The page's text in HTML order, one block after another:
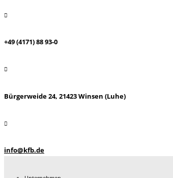
+49 (4171) 88 93-0
Bürgerweide 24, 21423 Winsen (Luhe)
info@kfb.de